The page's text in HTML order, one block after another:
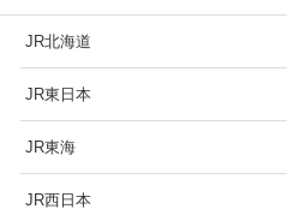
JR北海道
JR東日本
JR東海
JR西日本